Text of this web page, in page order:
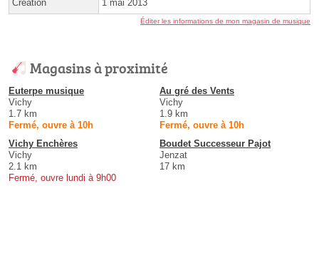
Création 1 mai 2013
Éditer les informations de mon magasin de musique
Magasins à proximité
Euterpe musique
Vichy
1.7 km
Fermé, ouvre à 10h
Au gré des Vents
Vichy
1.9 km
Fermé, ouvre à 10h
Vichy Enchères
Vichy
2.1 km
Fermé, ouvre lundi à 9h00
Boudet Successeur Pajot
Jenzat
17 km